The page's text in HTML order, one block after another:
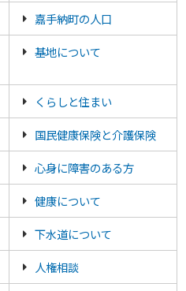
嘉手納町の人口
基地について
くらしと住まい
国民健康保険と介護保険
心身に障害のある方
健康について
下水道について
人権相談